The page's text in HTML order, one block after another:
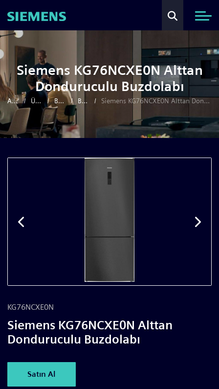
Siemens KG76NCXE0N Alttan
Donduruculu Buzdolabı
Anasayfa Ürünler Beyaz Eşya Buzdolapları Siemens KG76NCXE0N Alttan Donduruculu Buzdolabı
KG76NCXE0N
Siemens KG76NCXE0N Alttan
Donduruculu Buzdolabı
Satın Al